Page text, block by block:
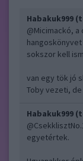
Habakuk999
@Micimackó,
sokszor kell
van egy tök jó
Toby vezeti,
Habakuk999
egyetértek.